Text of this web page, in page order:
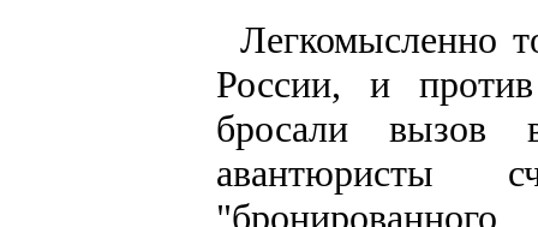
Легкомысленно
России, и
бросали вызов
авантюристы